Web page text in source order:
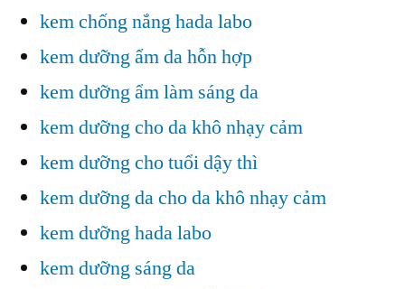
kem chống nắng hada labo
kem dưỡng ẩm da hỗn hợp
kem dưỡng ẩm làm sáng da
kem dưỡng cho da khô nhạy cảm
kem dưỡng cho tuổi dậy thì
kem dưỡng da cho da khô nhạy cảm
kem dưỡng hada labo
kem dưỡng sáng da